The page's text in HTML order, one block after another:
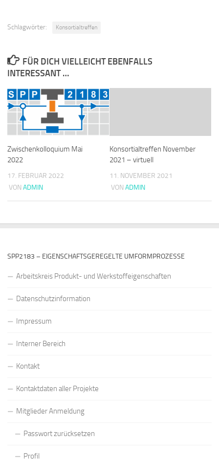
Schlagwörter: Konsortialtreffen
FÜR DICH VIELLEICHT EBENFALLS
INTERESSANT …
Zwischenkolloquium Mai
2022
17. FEBRUAR 2022
VON ADMIN
Konsortialtreffen November
2021 – virtuell
11. NOVEMBER 2021
VON ADMIN
SPP2183 – EIGENSCHAFTSGEREGELTE UMFORMPROZESSE
Arbeitskreis Produkt- und Werkstoffeigenschaften
Datenschutzinformation
Impressum
Interner Bereich
Kontakt
Kontaktdaten aller Projekte
Mitglieder Anmeldung
Passwort zurücksetzen
Profil